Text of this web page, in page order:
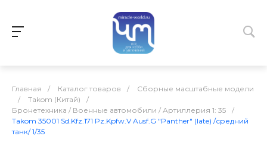
Главная / Каталог товаров /
Сборные масштабные модели
/
Takom (Китай)
/
Бронетехника / Военные автомобили / Артиллерия 1: 35
/
Takom 35001 Sd.Kfz.171 Pz.Kpfw.V Ausf.G "Panther" (late) /средний
танк/ 1/35